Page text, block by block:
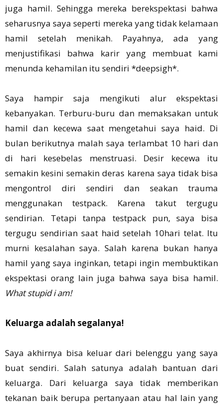
juga hamil. Sehingga mereka berekspektasi bahwa
seharusnya saya seperti mereka yang tidak kelamaan
hamil setelah menikah. Payahnya, ada yang
menjustifikasi bahwa karir yang membuat kami
menunda kehamilan itu sendiri *deepsigh*.
Saya hampir saja mengikuti alur ekspektasi
kebanyakan. Terburu-buru dan memaksakan untuk
hamil dan kecewa saat mengetahui saya haid. Di
bulan berikutnya malah saya terlambat 10 hari dan
di hari kesebelas menstruasi. Desir kecewa itu
semakin kesini semakin deras karena saya tidak bisa
mengontrol diri sendiri dan seakan trauma
menggunakan testpack. Karena takut tergugu
sendirian. Tetapi tanpa testpack pun, saya bisa
tergugu sendirian saat haid setelah 10hari telat. Itu
murni kesalahan saya. Salah karena bukan hanya
hamil yang saya inginkan, tetapi ingin membuktikan
ekspektasi orang lain juga bahwa saya bisa hamil.
What stupid i am!
Keluarga adalah segalanya!
Saya akhirnya bisa keluar dari belenggu yang saya
buat sendiri. Salah satunya adalah bantuan dari
keluarga. Dari keluarga saya tidak memberikan
tekanan baik berupa pertanyaan atau hal lain yang